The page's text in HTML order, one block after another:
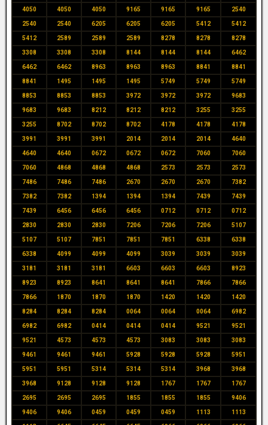
4050 4050 4050 9165 9165 9165 2540
2540 2540 6205 6205 6205 5412 5412
5412 2589 2589 2589 8278 8278 8278
3308 3308 3308 8144 8144 8144 6462
6462 6462 8963 8963 8963 8841 8841
8841 1495 1495 1495 5749 5749 5749
8853 8853 8853 3972 3972 3972 9683
9683 9683 8212 8212 8212 3255 3255
3255 8702 8702 8702 4178 4178 4178
3991 3991 3991 2014 2014 2014 4640
4640 4640 0672 0672 0672 7060 7060
7060 4868 4868 4868 2573 2573 2573
7486 7486 7486 2670 2670 2670 7382
7382 7382 1394 1394 1394 7439 7439
7439 6456 6456 6456 0712 0712 0712
2830 2830 2830 7206 7206 7206 5107
5107 5107 7851 7851 7851 6338 6338
6338 4099 4099 4099 3039 3039 3039
3181 3181 3181 6603 6603 6603 8923
8923 8923 8641 8641 8641 7866 7866
7866 1870 1870 1870 1420 1420 1420
8284 8284 8284 0064 0064 0064 6982
6982 6982 0414 0414 0414 9521 9521
9521 4573 4573 4573 3083 3083 3083
9461 9461 9461 5928 5928 5928 5951
5951 5951 5314 5314 5314 3968 3968
3968 9128 9128 9128 1767 1767 1767
2695 2695 2695 1855 1855 1855 9406
9406 9406 0459 0459 0459 1113 1113